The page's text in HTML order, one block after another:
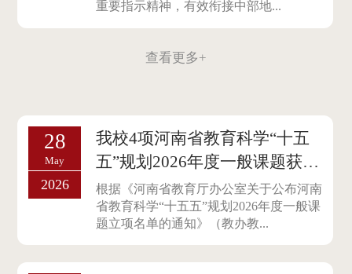
重要指示精神，有效衔接中部地...
查看更多+
28
May
2026
我校4项河南省教育科学“十五
五”规划2026年度一般课题获批
立项
根据《河南省教育厅办公室关于公布河南
省教育科学“十五五”规划2026年度一般课
题立项名单的通知》（教办教...